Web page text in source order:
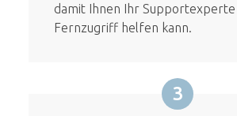
damit Ihnen Ihr
Fernzugriff helfen kann.
3